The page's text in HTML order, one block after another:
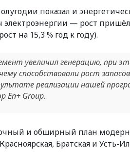
показал и
— рост
на 15,3 % год к году).
увеличил генерацию, при
способствовали рост
реализации нашей
En+ Group.
и обширный план
Братская и Усть-